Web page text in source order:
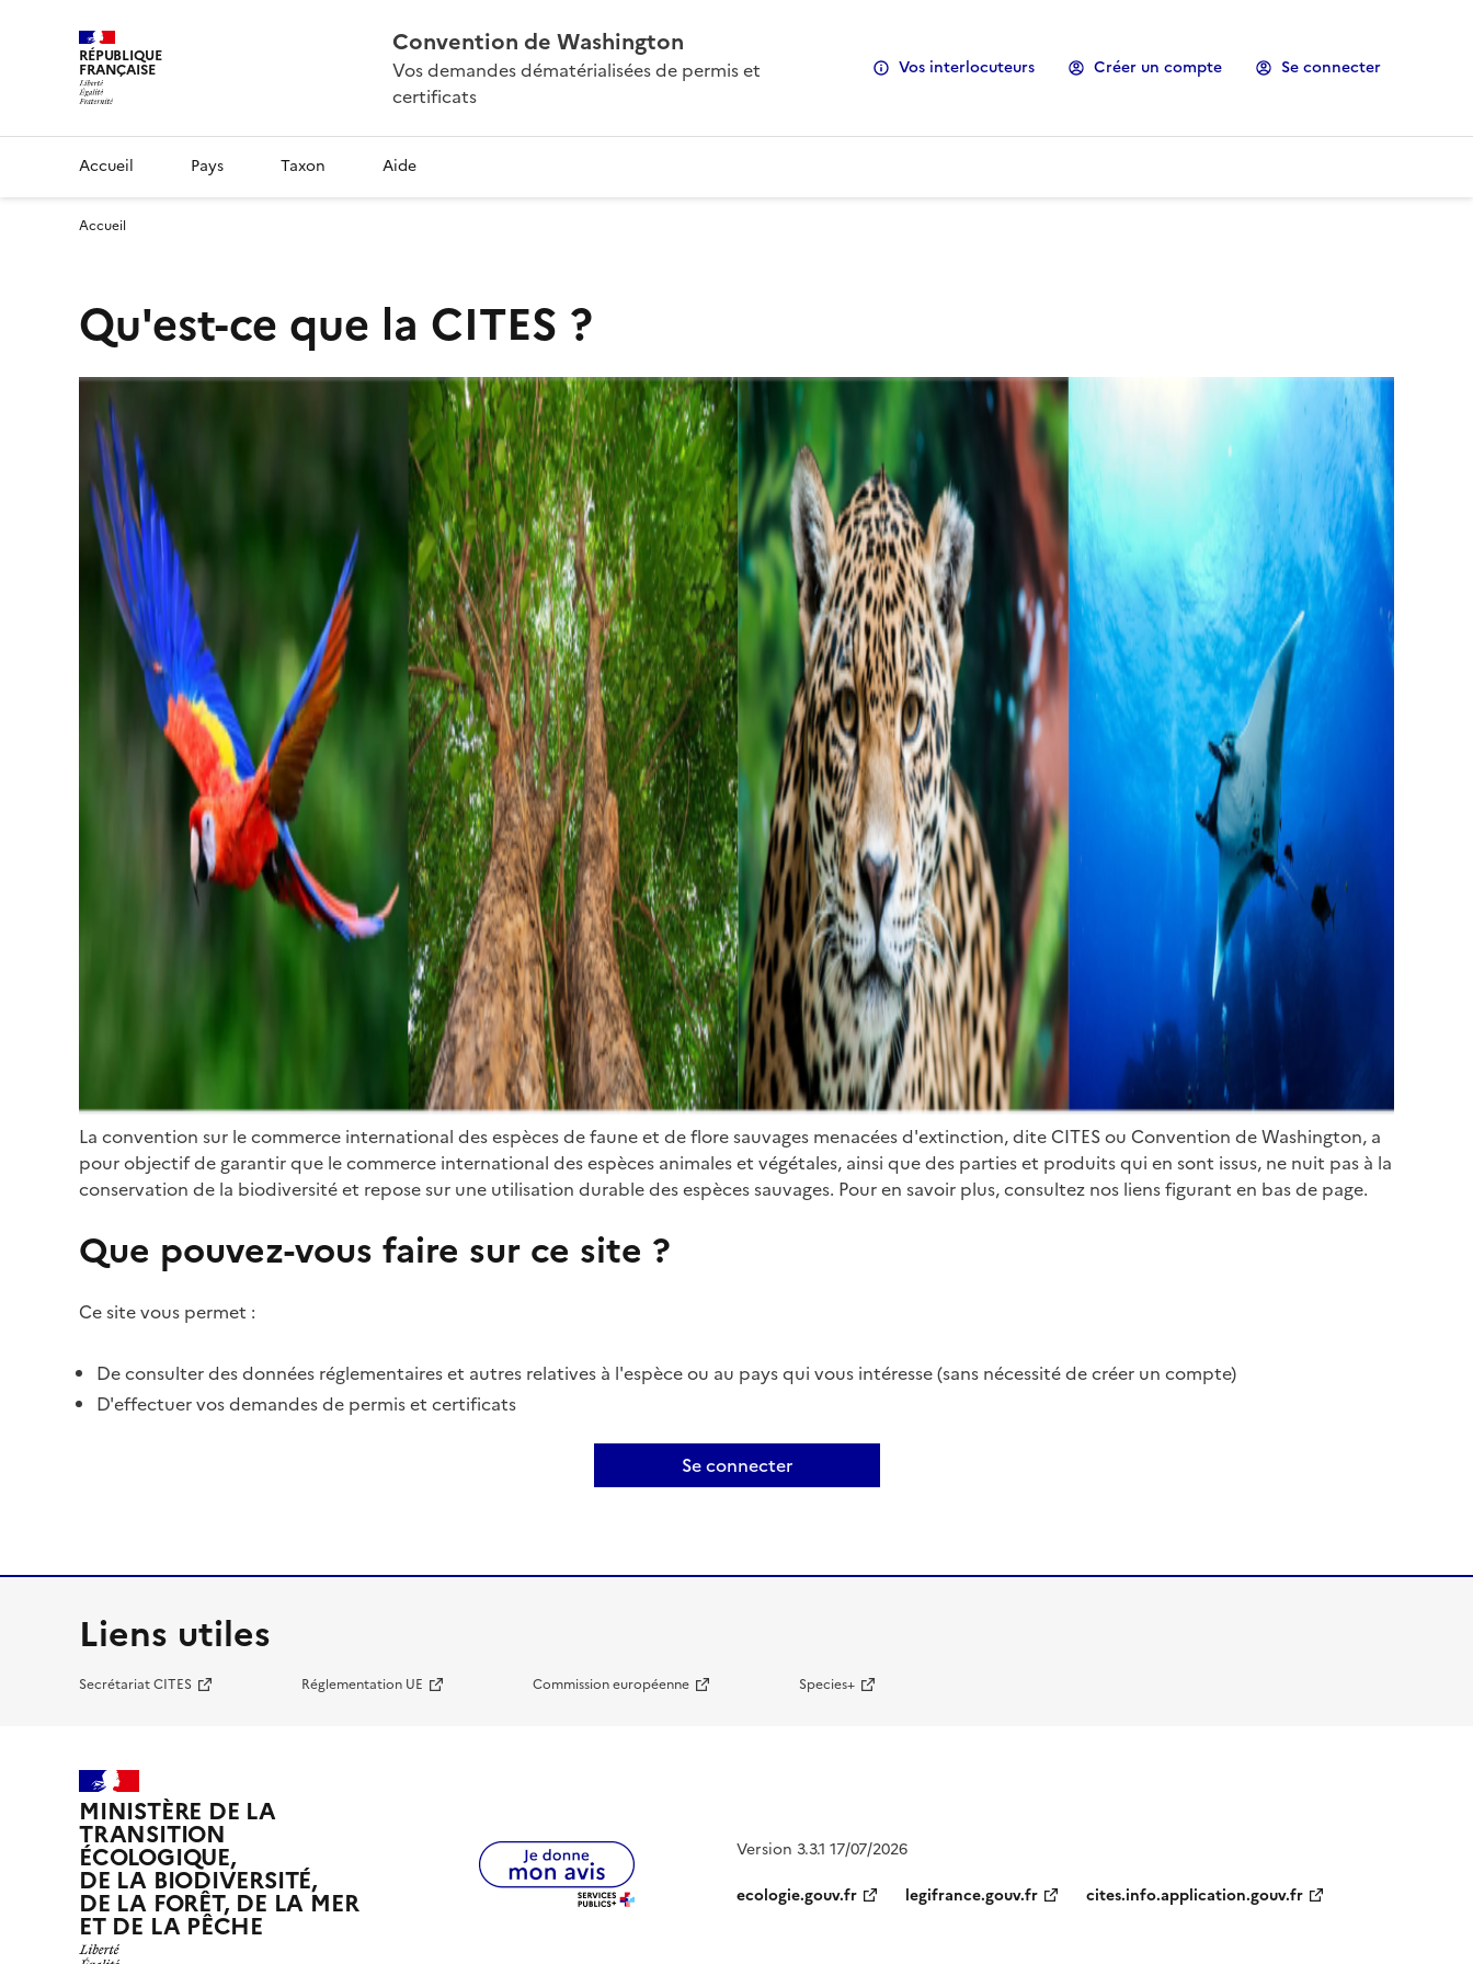
RÉPUBLIQUE
FRANÇAISE
Convention de Washington
Vos demandes dématérialisées de permis et
certificats
Vos interlocuteurs Créer un compte Se connecter
Accueil Pays Taxon Aide
Accueil
Qu'est-ce que la CITES ?
La convention sur le commerce international des espèces de faune et de flore sauvages menacées d'extinction, dite CITES ou Convention de Washington, a
pour objectif de garantir que le commerce international des espèces animales et végétales, ainsi que des parties et produits qui en sont issus, ne nuit pas à la
conservation de la biodiversité et repose sur une utilisation durable des espèces sauvages. Pour en savoir plus, consultez nos liens figurant en bas de page.
Que pouvez-vous faire sur ce site ?
Ce site vous permet :
De consulter des données réglementaires et autres relatives à l'espèce ou au pays qui vous intéresse (sans nécessité de créer un compte)
D'effectuer vos demandes de permis et certificats
Se connecter
Liens utiles
Secrétariat CITES Réglementation UE Commission européenne Species+
MINISTÈRE DE LA
TRANSITION
ÉCOLOGIQUE,
DE LA BIODIVERSITÉ,
DE LA FORÊT, DE LA MER
ET DE LA PÊCHE
Version 3.3.1 17/07/2026
ecologie.gouv.fr
legifrance.gouv.fr cites.info.application.gouv.fr